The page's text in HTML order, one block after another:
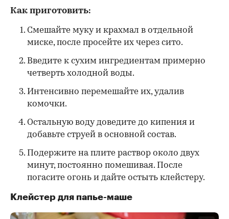
Как приготовить:
Смешайте муку и крахмал в отдельной
миске, после просейте их через сито.
Введите к сухим ингредиентам примерно
четверть холодной воды.
Интенсивно перемешайте их, удалив
комочки.
Остальную воду доведите до кипения и
добавьте струей в основной состав.
Подержите на плите раствор около двух
минут, постоянно помешивая. После
погасите огонь и дайте остыть клейстеру.
Клейстер для папье-маше